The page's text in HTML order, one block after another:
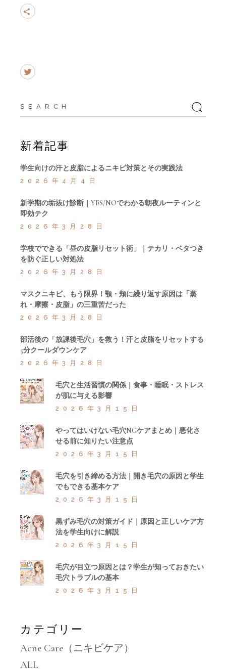
Search
for:
新着記事
学生向けの汗と皮脂によるニキビ対策とその実践法
2026年4月4日
新学期の垢抜け診断｜YES/NOでわかる朝夜ルーティンと
即効テク
2026年3月28日
学校でできる「昼の皮脂リセット術」｜テカリ・ベタつき
を防ぐ正しい対処法
2026年3月28日
マスクニキビ、もう限界！顎・頬に繰り返す原因は「蒸
れ・摩擦・皮脂」の三重苦だった
2026年3月28日
部活後の「放課後毛穴」を救う！汗と皮脂をリセットする
5分クールダウンケア
2026年3月28日
毛穴と生活習慣の関係｜食事・睡眠・ストレス
が肌に与える影響
2026年3月15日
やってはいけない毛穴NGケアまとめ｜悪化さ
せる前に知りたい注意点
2026年3月15日
毛穴を引き締める方法｜開き毛穴の原因と学生
でもできる基本ケア
2026年3月15日
黒ずみ毛穴の対策ガイド｜原因と正しいケア方
法を学生向けに解説
2026年3月15日
毛穴が目立つ原因とは？学生が知っておきたい
毛穴トラブルの基本
2026年3月15日
カテゴリー
Acne Care（ニキビケア）
ALL